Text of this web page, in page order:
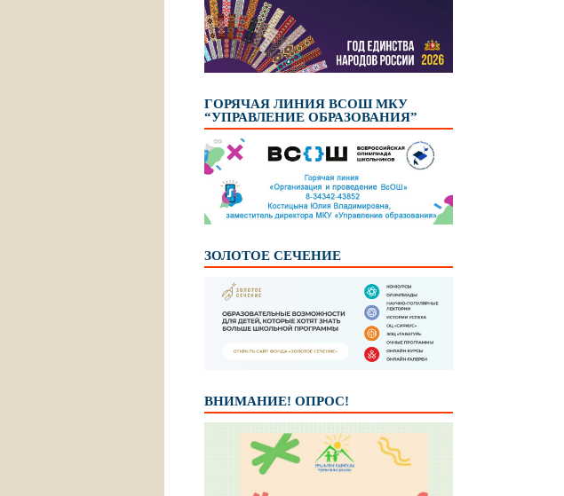
ГОРЯЧАЯ ЛИНИЯ ВСОШ МКУ
“УПРАВЛЕНИЕ ОБРАЗОВАНИЯ”
ЗОЛОТОЕ СЕЧЕНИЕ
ВНИМАНИЕ! ОПРОС!